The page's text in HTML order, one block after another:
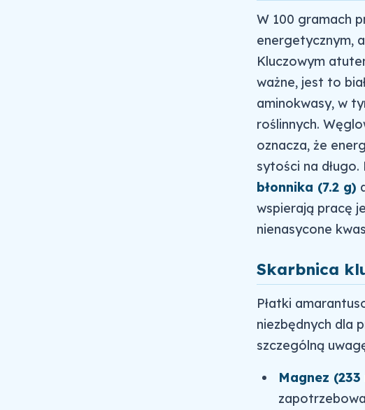
W 100 gramach
energetycznym,
Kluczowym
ważne, jest to
aminokwasy, w
roślinnych.
oznacza, że
sytości na
błonnika (7.2 g)
wspierają pracę
nienasycone
Skarbnica
Płatki
niezbędnych dla
szczególną
Magnez (233